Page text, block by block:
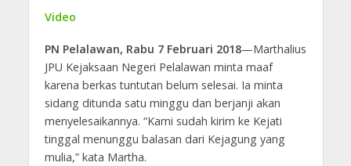
Video
PN Pelalawan, Rabu 7 Februari 2018—Marthalius
JPU Kejaksaan Negeri Pelalawan minta maaf
karena berkas tuntutan belum selesai. Ia minta
sidang ditunda satu minggu dan berjanji akan
menyelesaikannya. “Kami sudah kirim ke Kejati
tinggal menunggu balasan dari Kejagung yang
mulia,” kata Martha.